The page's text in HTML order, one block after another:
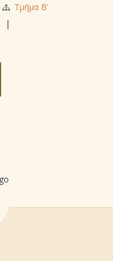
Τμήμα Β’
|